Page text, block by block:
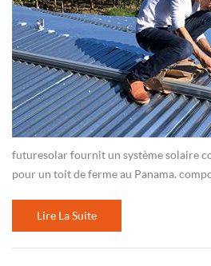
futuresolar fournit un système solaire
pour un toit de ferme au Panama.
raccordement au r...
Lire La Suite